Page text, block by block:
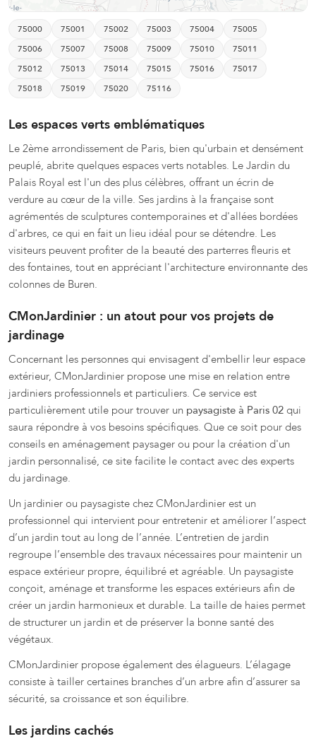
75000 75001 75002 75003 75004
75005
75006
75007 75008 75009 75010
75011
75012
75013 75014 75015 75016
75017
75018
75019 75020 75116
Les espaces verts emblématiques
Le 2ème arrondissement de Paris, bien qu'urbain et densément
peuplé, abrite quelques espaces verts notables. Le Jardin du
Palais Royal est l'un des plus célèbres, offrant un écrin de
verdure au cœur de la ville. Ses jardins à la française sont
agrémentés de sculptures contemporaines et d'allées bordées
d'arbres, ce qui en fait un lieu idéal pour se détendre. Les
visiteurs peuvent profiter de la beauté des parterres fleuris et
des fontaines, tout en appréciant l'architecture environnante des
colonnes de Buren.
CMonJardinier : un atout pour vos projets de
jardinage
Concernant les personnes qui envisagent d'embellir leur espace
extérieur, CMonJardinier propose une mise en relation entre
jardiniers professionnels et particuliers. Ce service est
particulièrement utile pour trouver un paysagiste à Paris 02 qui
saura répondre à vos besoins spécifiques. Que ce soit pour des
conseils en aménagement paysager ou pour la création d'un
jardin personnalisé, ce site facilite le contact avec des experts
du jardinage.
Un jardinier ou paysagiste chez CMonJardinier est un
professionnel qui intervient pour entretenir et améliorer l’aspect
d’un jardin tout au long de l’année. L’entretien de jardin
regroupe l’ensemble des travaux nécessaires pour maintenir un
espace extérieur propre, équilibré et agréable. Un paysagiste
conçoit, aménage et transforme les espaces extérieurs afin de
créer un jardin harmonieux et durable. La taille de haies permet
de structurer un jardin et de préserver la bonne santé des
végétaux.
CMonJardinier propose également des élagueurs. L’élagage
consiste à tailler certaines branches d’un arbre afin d’assurer sa
sécurité, sa croissance et son équilibre.
Les jardins cachés